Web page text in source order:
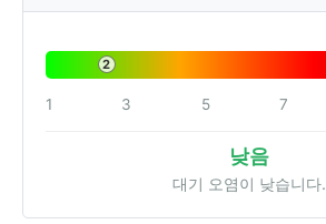
2
1 3 5 7
낮음
대기 오염이 낮습니다.